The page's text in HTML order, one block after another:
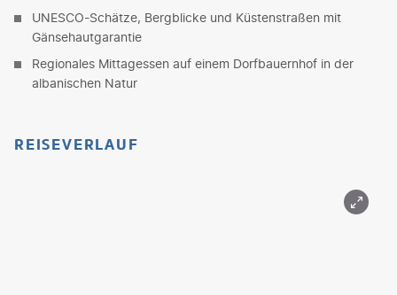
UNESCO-Schätze, Bergblicke und Küstenstraßen mit
Gänsehautgarantie
Regionales Mittagessen auf einem Dorfbauernhof in der
albanischen Natur
REISEVERLAUF